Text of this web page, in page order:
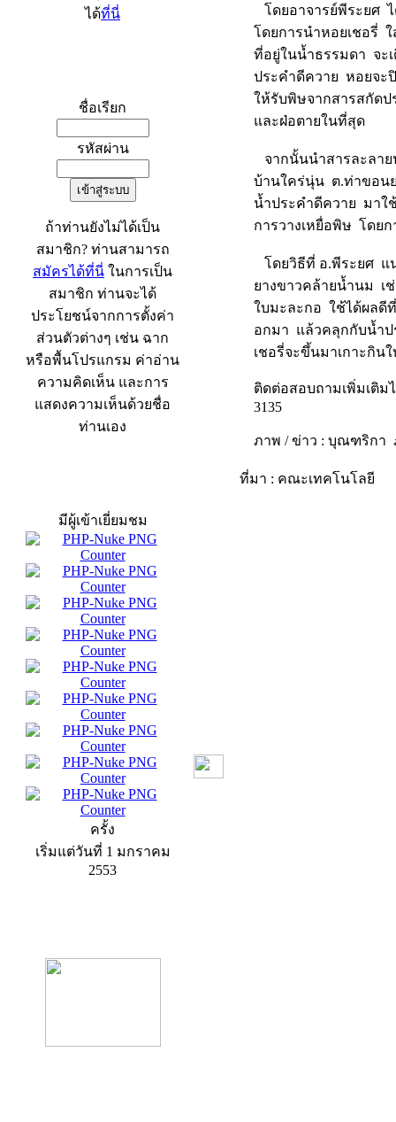
ได้ที่นี่
ชื่อเรียก
รหัสผ่าน
ถ้าท่านยังไม่ได้เป็น
สมาชิก? ท่านสามารถ
สมัครได้ที่นี่ ในการเป็น
สมาชิก ท่านจะได้
ประโยชน์จากการตั้งค่า
ส่วนตัวต่างๆ เช่น ฉาก
หรือพื้นโปรแกรม ค่าอ่าน
ความคิดเห็น และการ
แสดงความเห็นด้วยชื่อ
ท่านเอง
มีผู้เข้าเยี่ยมชม
ครั้ง
เริ่มแต่วันที่ 1 มกราคม
2553
โดยอาจารย์พีระยศ
โดยการนำหอยเชอรี่
ที่อยู่ในน้ำธรรมดา จะ
ประคำดีควาย หอยจะ
ให้รับพิษจากสารสกัด
และฝ่อตายในที่สุด
จากนั้นนำสารละลาย
บ้านใคร่นุ่น ต.ท่าขอน
น้ำประคำดีควาย มาใ
การวางเหยื่อพิษ โดย
โดยวิธีที่ อ.พีระยศ แ
ยางขาวคล้ายน้ำนม
ใบมะละกอ ใช้ได้ผล
อกมา แล้วคลุกกับน้ำป
เชอรี่จะขึ้นมาเกาะกิน
ติดต่อสอบถามเพิ่มเติ
3135
ภาพ / ข่าว : บุณฑริกา
ที่มา : คณะเทคโนโลยี